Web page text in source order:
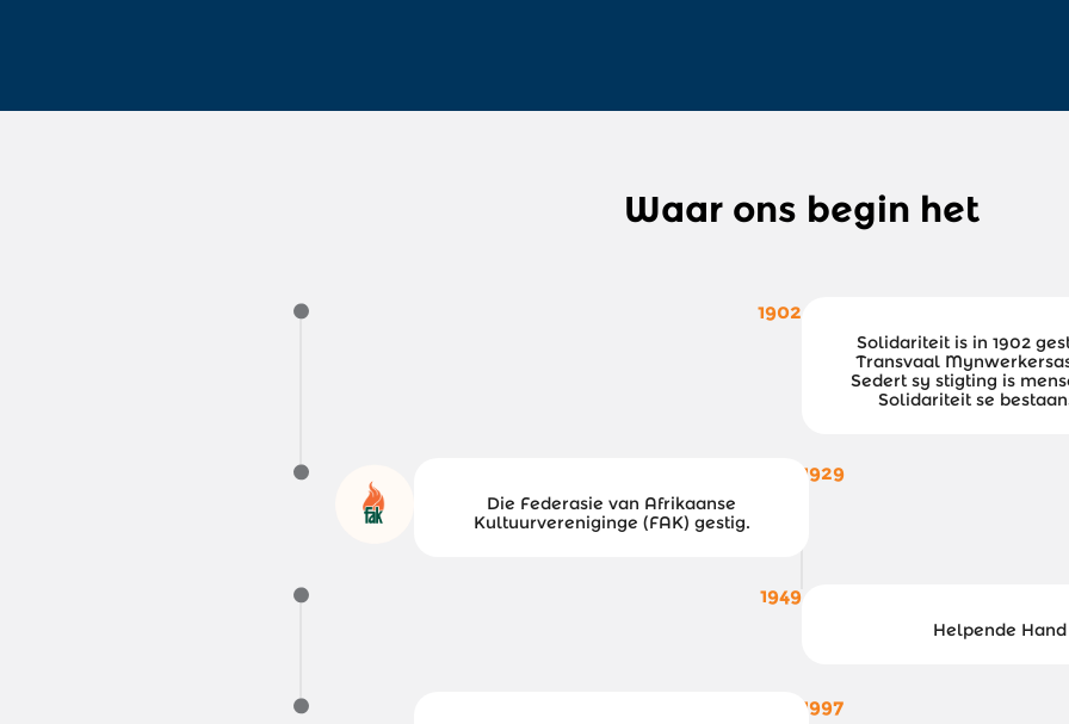
Waar ons begin het
1902
Solidariteit is in 1902
Transvaal
Sedert sy stigting is
Solidariteit se
1929
Die Federasie van Afrikaanse
Kultuurvereniginge (FAK) gestig.
1949
Helpende Hand
1997